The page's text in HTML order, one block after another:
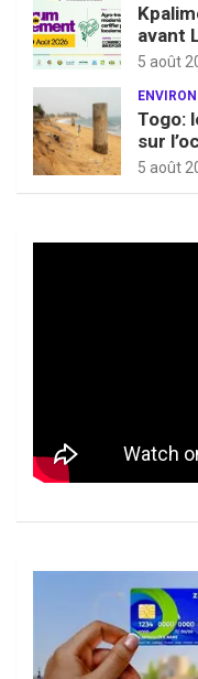
avant
5 août
Togo:
sur
5 août